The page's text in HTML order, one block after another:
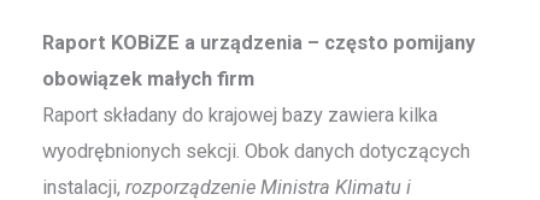
Raport KOBiZE a urządzenia – często pomijany
obowiązek małych firm
Raport składany do krajowej bazy zawiera kilka
wyodrębnionych sekcji. Obok danych dotyczących
instalacji,rozporządzenie Ministra Klimatu i